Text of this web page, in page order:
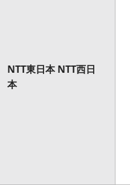
NTT東日本 NTT西日
本